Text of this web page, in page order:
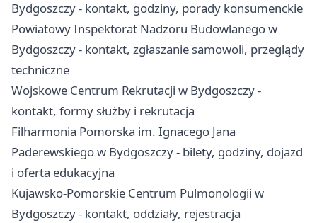
Bydgoszczy - kontakt, godziny, porady konsumenckie
Powiatowy Inspektorat Nadzoru Budowlanego w
Bydgoszczy - kontakt, zgłaszanie samowoli, przeglądy
techniczne
Wojskowe Centrum Rekrutacji w Bydgoszczy -
kontakt, formy służby i rekrutacja
Filharmonia Pomorska im. Ignacego Jana
Paderewskiego w Bydgoszczy - bilety, godziny, dojazd
i oferta edukacyjna
Kujawsko-Pomorskie Centrum Pulmonologii w
Bydgoszczy - kontakt, oddziały, rejestracja